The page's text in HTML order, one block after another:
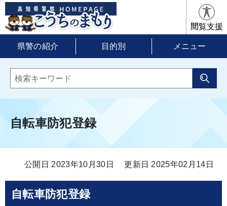
閲覧支援
県警の紹介 目的別 メニュー
自転車防犯登録
公開日 2023年10月30日 更新日 2025年02月14日
自転車防犯登録